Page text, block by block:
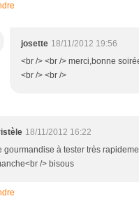
josette 18/11/2012 19:56
<br /> <br /> merci,bonne
<br /> <br />
18/11/2012 16:22
gourmandise à tester très
/> bisous